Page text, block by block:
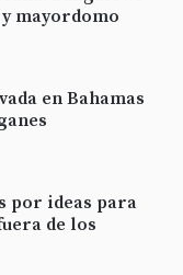
mayordomo
en Bahamas
por ideas para
de los